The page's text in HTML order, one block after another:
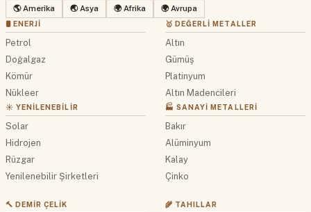
🌎 Amerika 🌏 Asya 🌍 Afrika 🌍 Avrupa
🛢 ENERJI
Petrol
Doğalgaz
Kömür
Nükleer
☀️ YENILENEBILIR
Solar
Hidrojen
Rüzgar
Yenilenebilir Şirketleri
🥇 DEĞERLI METALLER
Altın
Gümüş
Platinyum
Altın Madencileri
🏭 SANAYI METALLERI
Bakır
Alüminyum
Kalay
Çinko
🔨 DEMIR ÇELIK 🌾 TAHILLAR